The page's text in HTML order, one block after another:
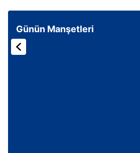
Günün Manşetleri